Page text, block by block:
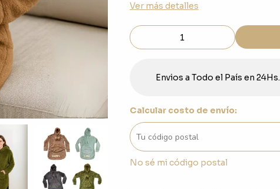
Ver más detalles
Envios a Todo el País en 24Hs.
Calcular costo de envío:
No sé mi código postal